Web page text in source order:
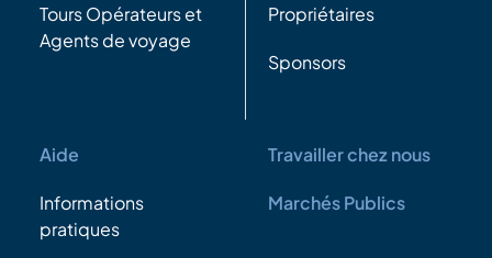
Tours Opérateurs et
Agents de voyage
Propriétaires
Sponsors
Aide
Informations
pratiques
Travailler chez nous
Marchés Publics